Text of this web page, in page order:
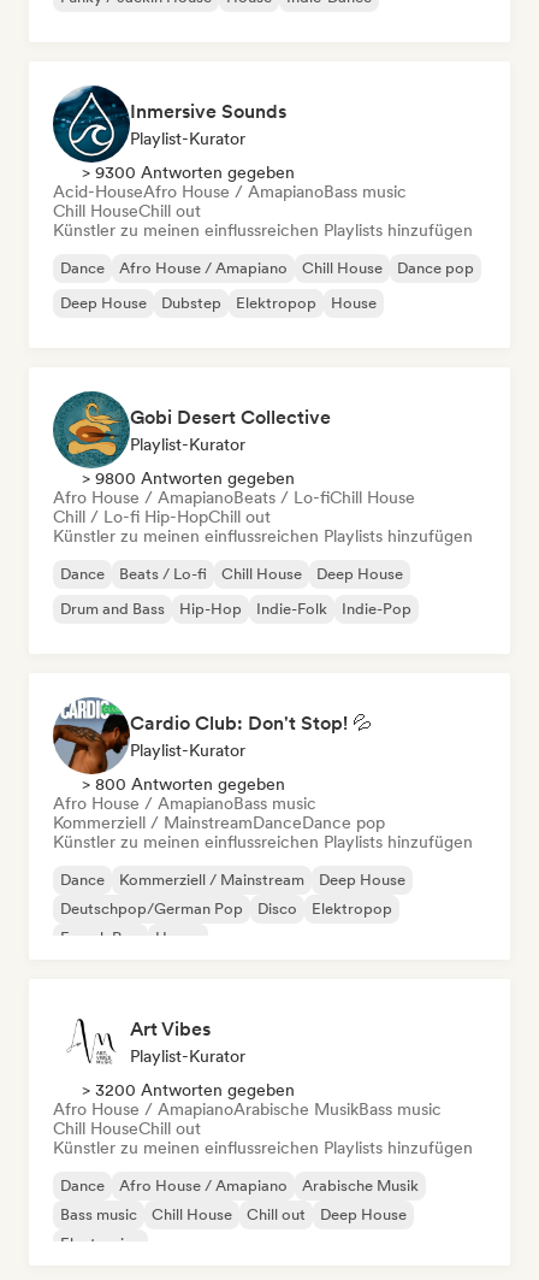
Inmersive Sounds
Playlist-Kurator
> 9300 Antworten gegeben
Acid-HouseAfro House / AmapianoBass music
Chill HouseChill out
Künstler zu meinen einflussreichen Playlists hinzufügen
Dance Afro House / Amapiano Chill House
Dance pop
Deep House
Dubstep Elektropop House
Gobi Desert Collective
Playlist-Kurator
> 9800 Antworten gegeben
Afro House / AmapianoBeats / Lo-fiChill House
Chill / Lo-fi Hip-HopChill out
Künstler zu meinen einflussreichen Playlists hinzufügen
Dance Beats / Lo-fi Chill House
Deep House
Drum and Bass
Hip-Hop Indie-Folk Indie-Pop
Cardio Club: Don't Stop! 💦
Playlist-Kurator
> 800 Antworten gegeben
Afro House / AmapianoBass music
Kommerziell / MainstreamDanceDance pop
Künstler zu meinen einflussreichen Playlists hinzufügen
Dance Kommerziell / Mainstream
Deep House
Deutschpop/German Pop
Disco
Elektropop
French Pop
House
Art Vibes
Playlist-Kurator
> 3200 Antworten gegeben
Afro House / AmapianoArabische MusikBass music
Chill HouseChill out
Künstler zu meinen einflussreichen Playlists hinzufügen
Dance Afro House / Amapiano
Arabische Musik
Bass music
Chill House Chill out
Deep House
Electronica